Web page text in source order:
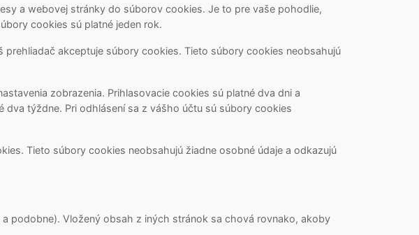
a webovej stránky do súborov cookies. Je to pre vaše pohodlie,
cookies sú platné jeden rok.
akceptuje súbory cookies. Tieto súbory cookies neobsahujú
zobrazenia. Prihlasovacie cookies sú platné dva dni a
dva týždne. Pri odhlásení sa z vášho účtu sú súbory cookies
Tieto súbory cookies neobsahujú žiadne osobné údaje a odkazujú
podobne). Vložený obsah z iných stránok sa chová rovnako, akoby